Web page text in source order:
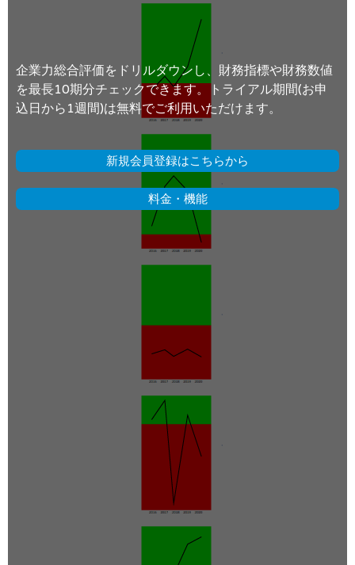
企業力総合評価をドリルダウンし、財務指標や財務数値
を最長10期分チェックできます。トライアル期間(お申
込日から1週間)は無料でご利用いただけます。
新規会員登録はこちらから
料金・機能